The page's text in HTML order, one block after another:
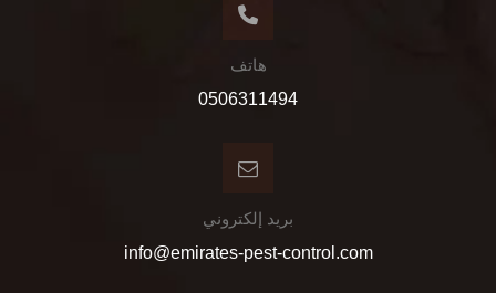
هاتف
0506311494
بريد إلكتروني
info@emirates-pest-control.com